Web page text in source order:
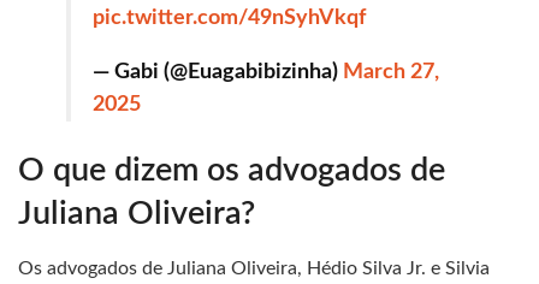
pic.twitter.com/49nSyhVkqf
— Gabi (@Euagabibizinha) March 27,
2025
O que dizem os advogados de
Juliana Oliveira?
Os advogados de Juliana Oliveira, Hédio Silva Jr. e Silvia